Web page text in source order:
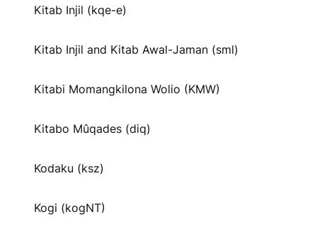
Kitab Injil (kqe-e)
Kitab Injil and Kitab Awal-Jaman (sml)
Kitabi Momangkilona Wolio (KMW)
Kitabo Mûqades (diq)
Kodaku (ksz)
Kogi (kogNT)